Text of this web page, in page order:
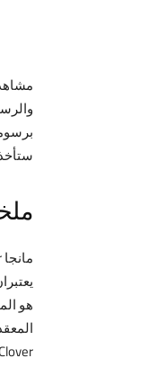
هو
Clover بالعربية الآن واستمتع برحلة ملحمية ومثيرة في عالم هائل من السحر والمعاناة.